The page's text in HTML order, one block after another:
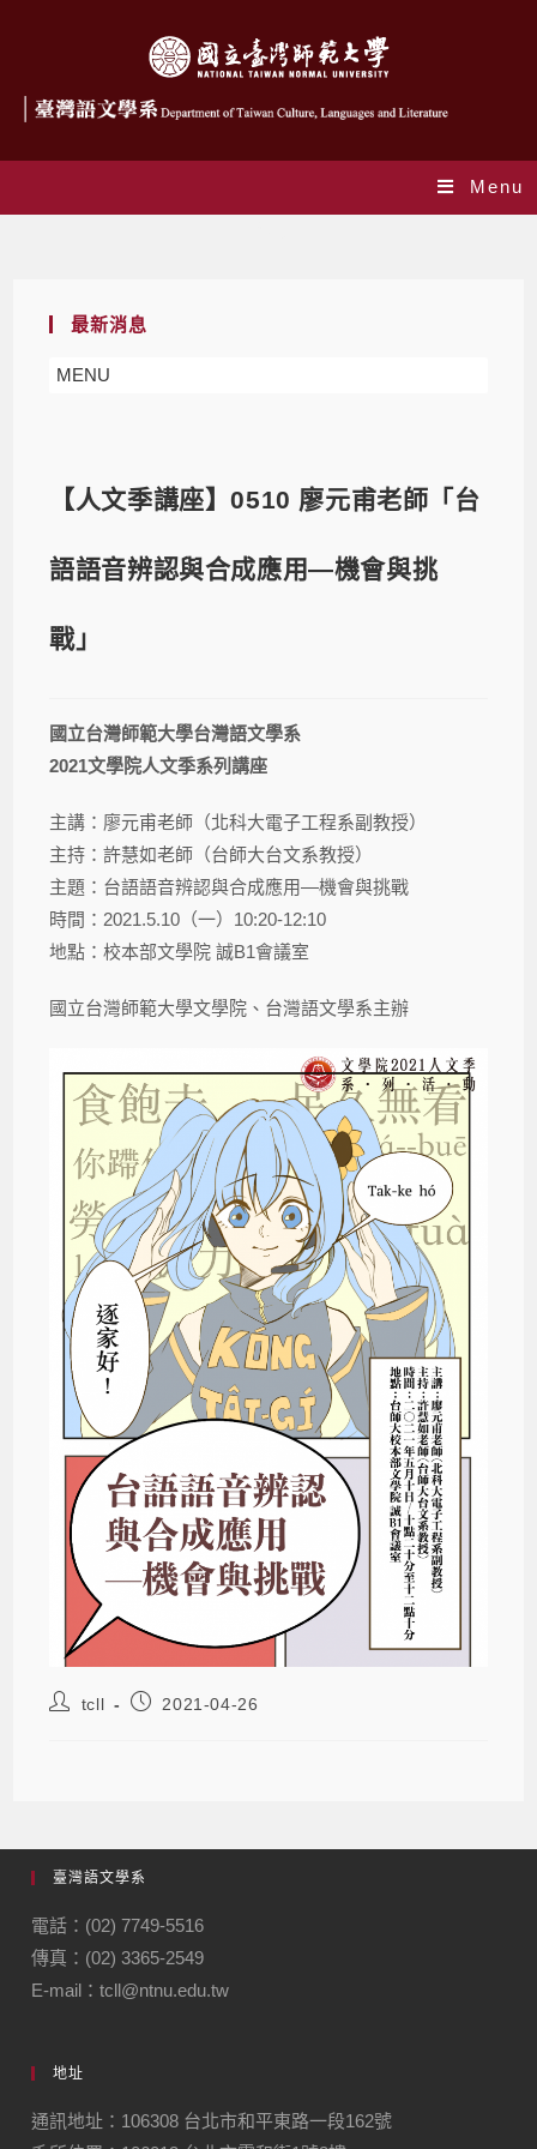
Menu
最新消息
MENU
【人文季講座】0510 廖元甫老師「台
語語音辨認與合成應用—機會與挑
戰」
國立台灣師範大學台灣語文學系
2021文學院人文季系列講座
主講：廖元甫老師（北科大電子工程系副教授）
主持：許慧如老師（台師大台文系教授）
主題：台語語音辨認與合成應用—機會與挑戰
時間：2021.5.10（一）10:20-12:10
地點：校本部文學院 誠B1會議室
國立台灣師範大學文學院、台灣語文學系主辦
tcll 2021-04-26
臺灣語文學系
電話：(02) 7749-5516
傳真：(02) 3365-2549
E-mail：tcll@ntnu.edu.tw
地址
通訊地址：106308 台北市和平東路一段162號